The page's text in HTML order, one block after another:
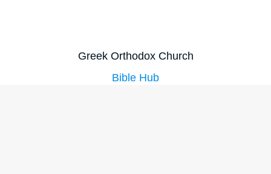
Greek Orthodox Church
Bible Hub